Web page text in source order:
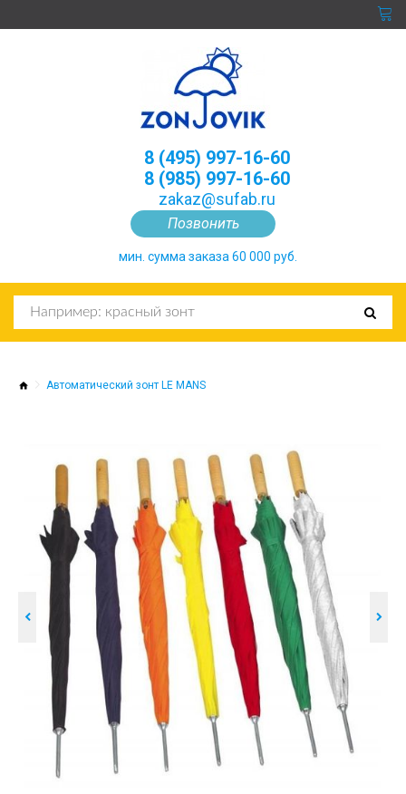
Позвонить
8 (495) 997-16-60
8 (985) 997-16-60
zakaz@sufab.ru
мин. сумма заказа 60 000 руб.
Автоматический зонт LE MANS